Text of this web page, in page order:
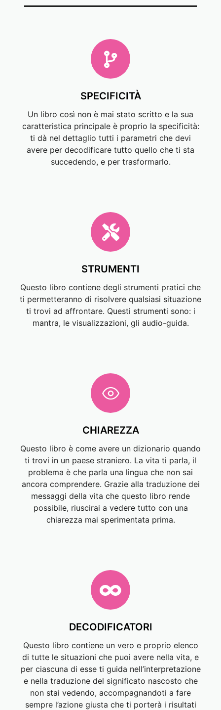
SPECIFICITÀ
Un libro così non è mai stato scritto e la sua
caratteristica principale è proprio la specificità:
ti dà nel dettaglio tutti i parametri che devi
avere per decodificare tutto quello che ti sta
succedendo, e per trasformarlo.
STRUMENTI
Questo libro contiene degli strumenti pratici che
ti permetteranno di risolvere qualsiasi situazione
ti trovi ad affrontare. Questi strumenti sono: i
mantra, le visualizzazioni, gli audio-guida.
CHIAREZZA
Questo libro è come avere un dizionario quando
ti trovi in un paese straniero. La vita ti parla, il
problema è che parla una lingua che non sai
ancora comprendere. Grazie alla traduzione dei
messaggi della vita che questo libro rende
possibile, riuscirai a vedere tutto con una
chiarezza mai sperimentata prima.
DECODIFICATORI
Questo libro contiene un vero e proprio elenco
di tutte le situazioni che puoi avere nella vita, e
per ciascuna di esse ti guida nell’interpretazione
e nella traduzione del significato nascosto che
non stai vedendo, accompagnandoti a fare
sempre l’azione giusta che ti porterà i risultati